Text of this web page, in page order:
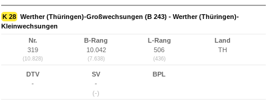
K 28 Werther (Thüringen)-Großwechsungen (B 243) - Werther (Thüringen)-
Kleinwechsungen
Nr.
319
(10.828)
B-Rang
10.042
(7.638)
L-Rang
506
(436)
Land
TH
DTV
-
SV
-
(-)
BPL